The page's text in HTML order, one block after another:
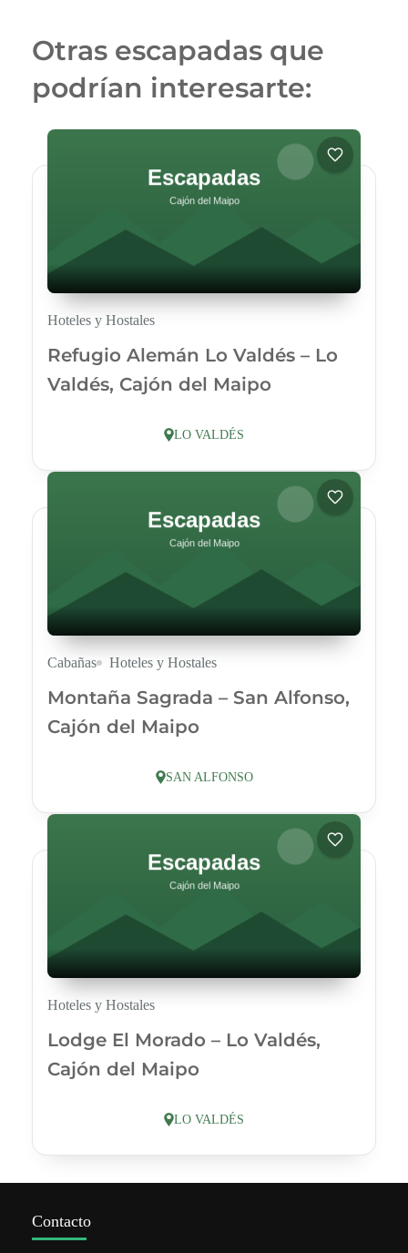
Otras escapadas que
podrían interesarte:
Hoteles y Hostales
Refugio Alemán Lo Valdés – Lo
Valdés, Cajón del Maipo
LO VALDÉS
Cabañas Hoteles y Hostales
Montaña Sagrada – San Alfonso,
Cajón del Maipo
SAN ALFONSO
Hoteles y Hostales
Lodge El Morado – Lo Valdés,
Cajón del Maipo
LO VALDÉS
Contacto